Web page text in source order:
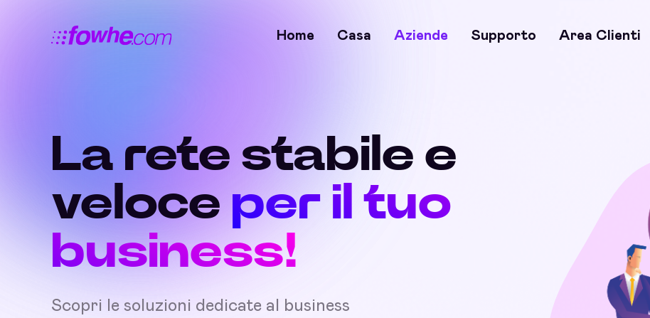
Home Casa Aziende Supporto Area Clienti
La rete stabile e
veloce per il tuo
business!
Scopri le soluzioni dedicate al business